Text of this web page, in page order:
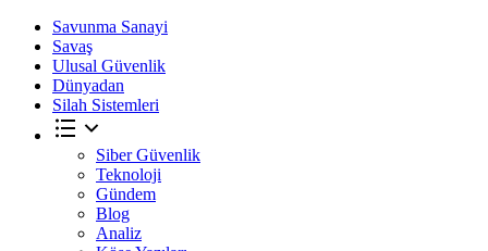
Savunma Sanayi
Savaş
Ulusal Güvenlik
Dünyadan
Silah Sistemleri
Siber Güvenlik
Teknoloji
Gündem
Blog
Analiz